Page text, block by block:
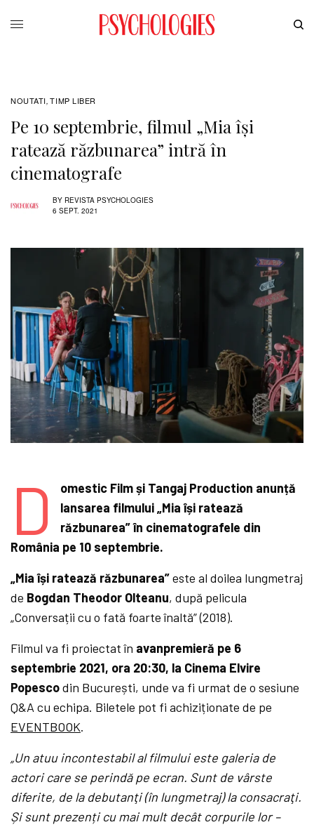
NOUTATI, TIMP LIBER
Pe 10 septembrie, filmul „Mia își
ratează răzbunarea” intră în
cinematografe
BY REVISTA PSYCHOLOGIES
6 SEPT. 2021
D
omestic Film și Tangaj Production anunță
lansarea filmului „Mia își ratează
răzbunarea” în cinematografele din
România pe 10 septembrie.
„Mia își ratează răzbunarea”este al doilea lungmetraj
de Bogdan Theodor Olteanu, după pelicula
„Conversații cu o fată foarte înaltă” (2018).
Filmul va fi proiectat în avanpremieră pe 6
septembrie 2021, ora 20:30, la Cinema Elvire
Popescodin București, unde va fi urmat de o sesiune
Q&A cu echipa. Biletele pot fi achiziționate de pe
EVENTBOOK.
„Un atuu incontestabil al filmului este galeria de
actori care se perindă pe ecran. Sunt de vârste
diferite, de la debutanţi (în lungmetraj) la consacraţi.
Și sunt prezenți cu mai mult decât corpurile lor –